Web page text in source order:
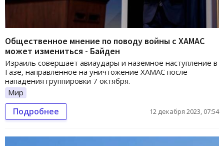
Общественное мнение по поводу войны с ХАМАС
может измениться - Байден
Израиль совершает авиаудары и наземное наступление в
Газе, направленное на уничтожение ХАМАС после
нападения группировки 7 октября.
Мир
Подробнее 12 декабря 2023, 07:54